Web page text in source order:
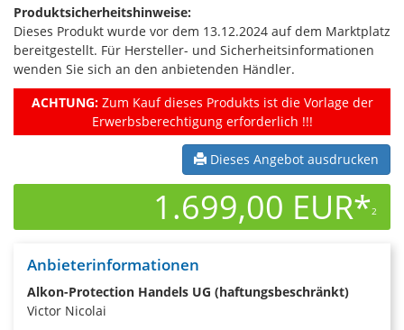
Produktsicherheitshinweise:
Dieses Produkt wurde vor dem 13.12.2024 auf dem Marktplatz
bereitgestellt. Für Hersteller- und Sicherheitsinformationen
wenden Sie sich an den anbietenden Händler.
ACHTUNG:Zum Kauf dieses Produkts ist die Vorlage der
Erwerbsberechtigung erforderlich !!!
Dieses Angebot ausdrucken
1.699,00 EUR*2
Anbieterinformationen
Alkon-Protection Handels UG (haftungsbeschränkt)
Victor Nicolai